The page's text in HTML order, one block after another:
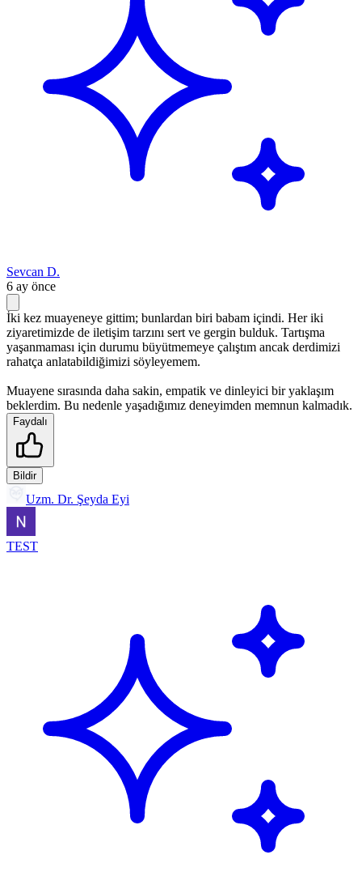
Sevcan D.
6 ay önce
İki kez muayeneye gittim; bunlardan biri babam içindi. Her iki
ziyaretimizde de iletişim tarzını sert ve gergin bulduk. Tartışma
yaşanmaması için durumu büyütmemeye çalıştım ancak derdimizi
rahatça anlatabildiğimizi söyleyemem.
Muayene sırasında daha sakin, empatik ve dinleyici bir yaklaşım
beklerdim. Bu nedenle yaşadığımız deneyimden memnun kalmadık.
Faydalı
Bildir
Uzm. Dr. Şeyda Eyi
TEST